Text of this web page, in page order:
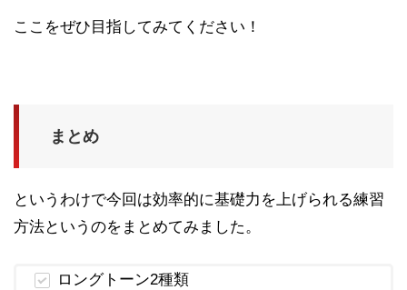
ここをぜひ目指してみてください！
まとめ
というわけで今回は効率的に基礎力を上げられる練習
方法というのをまとめてみました。
ロングトーン2種類